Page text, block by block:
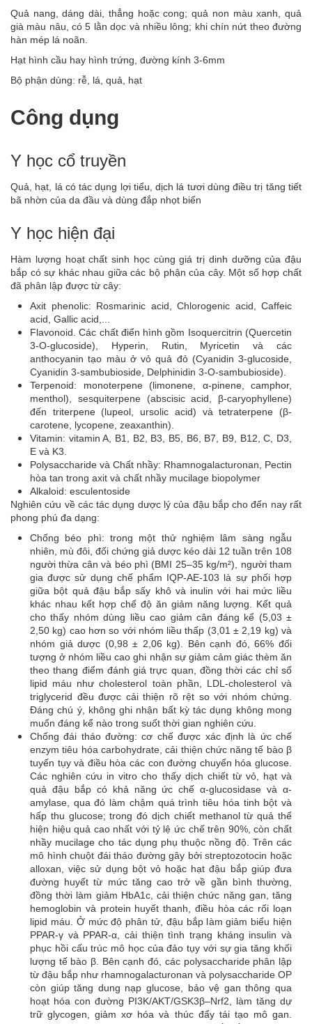
Quả nang, dáng dài, thẳng hoặc cong; quả non màu xanh, quả
già màu nâu, có 5 lằn dọc và nhiều lông; khi chín nứt theo đường
hàn mép lá noãn.
Hạt hình cầu hay hình trứng, đường kính 3-6mm
Bộ phận dùng: rễ, lá, quả, hạt
Công dụng
Y học cổ truyền
Quả, hạt, lá có tác dụng lợi tiểu, dịch lá tươi dùng điều trị tăng tiết
bã nhờn của da đầu và dùng đắp nhọt biến
Y học hiện đại
Hàm lượng hoạt chất sinh học cùng giá trị dinh dưỡng của đậu
bắp có sự khác nhau giữa các bộ phận của cây. Một số hợp chất
đã phân lập được từ cây:
Axit phenolic: Rosmarinic acid, Chlorogenic acid, Caffeic
acid, Gallic acid,...
Flavonoid. Các chất điển hình gồm Isoquercitrin (Quercetin
3-O-glucoside), Hyperin, Rutin, Myricetin và các
anthocyanin tạo màu ở vỏ quả đỏ (Cyanidin 3-glucoside,
Cyanidin 3-sambubioside, Delphinidin 3-O-sambubioside).
Terpenoid: monoterpene (limonene, α-pinene, camphor,
menthol), sesquiterpene (abscisic acid, β-caryophyllene)
đến triterpene (lupeol, ursolic acid) và tetraterpene (β-
carotene, lycopene, zeaxanthin).
Vitamin: vitamin A, B1, B2, B3, B5, B6, B7, B9, B12, C, D3,
E và K3.
Polysaccharide và Chất nhầy: Rhamnogalacturonan, Pectin
hòa tan trong axit và chất nhầy mucilage biopolymer
Alkaloid: esculentoside
Nghiên cứu về các tác dụng dược lý của đậu bắp cho đến nay rất
phong phú đa dạng:
Chống béo phì: trong một thử nghiệm lâm sàng ngẫu
nhiên, mù đôi, đối chứng giả dược kéo dài 12 tuần trên 108
người thừa cân và béo phì (BMI 25–35 kg/m²), người tham
gia được sử dụng chế phẩm IQP-AE-103 là sự phối hợp
giữa bột quả đậu bắp sấy khô và inulin với hai mức liều
khác nhau kết hợp chế độ ăn giảm năng lượng. Kết quả
cho thấy nhóm dùng liều cao giảm cân đáng kể (5,03 ±
2,50 kg) cao hơn so với nhóm liều thấp (3,01 ± 2,19 kg) và
nhóm giả dược (0,98 ± 2,06 kg). Bên cạnh đó, 66% đối
tượng ở nhóm liều cao ghi nhận sự giảm cảm giác thèm ăn
theo thang điểm đánh giá trực quan, đồng thời các chỉ số
lipid máu như cholesterol toàn phần, LDL-cholesterol và
triglycerid đều được cải thiện rõ rệt so với nhóm chứng.
Đáng chú ý, không ghi nhận bất kỳ tác dụng không mong
muốn đáng kể nào trong suốt thời gian nghiên cứu.
Chống đái tháo đường: cơ chế được xác định là ức chế
enzym tiêu hóa carbohydrate, cải thiện chức năng tế bào β
tuyến tụy và điều hòa các con đường chuyển hóa glucose.
Các nghiên cứu in vitro cho thấy dịch chiết từ vỏ, hạt và
quả đậu bắp có khả năng ức chế α-glucosidase và α-
amylase, qua đó làm chậm quá trình tiêu hóa tinh bột và
hấp thu glucose; trong đó dịch chiết methanol từ quả thể
hiện hiệu quả cao nhất với tỷ lệ ức chế trên 90%, còn chất
nhầy mucilage cho tác dụng phụ thuộc nồng độ. Trên các
mô hình chuột đái tháo đường gây bởi streptozotocin hoặc
alloxan, việc sử dụng bột vỏ hoặc hạt đậu bắp giúp đưa
đường huyết từ mức tăng cao trở về gần bình thường,
đồng thời làm giảm HbA1c, cải thiện chức năng gan, tăng
hemoglobin và protein huyết thanh, điều hòa các rối loạn
lipid máu. Ở mức độ phân tử, đậu bắp làm giảm biểu hiện
PPAR-γ và PPAR-α, cải thiện tình trạng kháng insulin và
phục hồi cấu trúc mô học của đảo tụy với sự gia tăng khối
lượng tế bào β. Bên cạnh đó, các polysaccharide phân lập
từ đậu bắp như rhamnogalacturonan và polysaccharide OP
còn giúp tăng dung nạp glucose, bảo vệ gan thông qua
hoạt hóa con đường PI3K/AKT/GSK3β–Nrf2, làm tăng dự
trữ glycogen, giảm xơ hóa và thúc đẩy tái tạo mô gan.